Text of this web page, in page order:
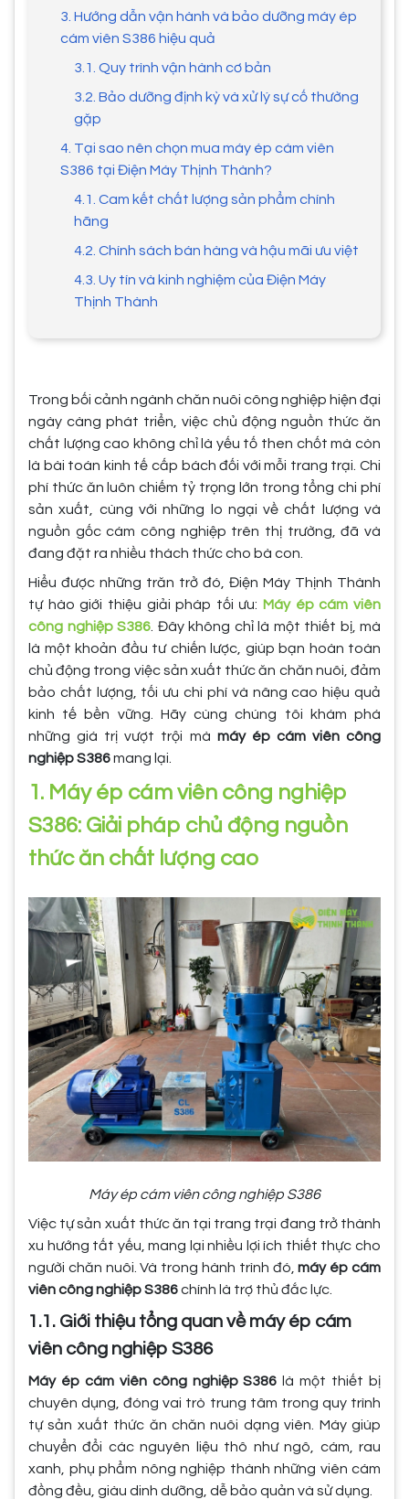
3. Hướng dẫn vận hành và bảo dưỡng máy ép
cám viên S386 hiệu quả
3.1. Quy trình vận hành cơ bản
3.2. Bảo dưỡng định kỳ và xử lý sự cố thường
gặp
4. Tại sao nên chọn mua máy ép cám viên
S386 tại Điện Máy Thịnh Thành?
4.1. Cam kết chất lượng sản phẩm chính
hãng
4.2. Chính sách bán hàng và hậu mãi ưu việt
4.3. Uy tín và kinh nghiệm của Điện Máy
Thịnh Thành
Trong bối cảnh ngành chăn nuôi công nghiệp hiện đại
ngày càng phát triển, việc chủ động nguồn thức ăn
chất lượng cao không chỉ là yếu tố then chốt mà còn
là bài toán kinh tế cấp bách đối với mỗi trang trại. Chi
phí thức ăn luôn chiếm tỷ trọng lớn trong tổng chi phí
sản xuất, cùng với những lo ngại về chất lượng và
nguồn gốc cám công nghiệp trên thị trường, đã và
đang đặt ra nhiều thách thức cho bà con.
Hiểu được những trăn trở đó, Điện Máy Thịnh Thành
tự hào giới thiệu giải pháp tối ưu: Máy ép cám viên
công nghiệp S386 . Đây không chỉ là một thiết bị, mà
là một khoản đầu tư chiến lược, giúp bạn hoàn toàn
chủ động trong việc sản xuất thức ăn chăn nuôi, đảm
bảo chất lượng, tối ưu chi phí và nâng cao hiệu quả
kinh tế bền vững. Hãy cùng chúng tôi khám phá
những giá trị vượt trội mà máy ép cám viên công
nghiệp S386mang lại.
1. Máy ép cám viên công nghiệp
S386: Giải pháp chủ động nguồn
thức ăn chất lượng cao
Máy ép cám viên công nghiệp S386
Việc tự sản xuất thức ăn tại trang trại đang trở thành
xu hướng tất yếu, mang lại nhiều lợi ích thiết thực cho
người chăn nuôi. Và trong hành trình đó,máy ép cám
viên công nghiệp S386chính là trợ thủ đắc lực.
1.1. Giới thiệu tổng quan về máy ép cám
viên công nghiệp S386
Máy ép cám viên công nghiệp S386 là một thiết bị
chuyên dụng, đóng vai trò trung tâm trong quy trình
tự sản xuất thức ăn chăn nuôi dạng viên. Máy giúp
chuyển đổi các nguyên liệu thô như ngô, cám, rau
xanh, phụ phẩm nông nghiệp thành những viên cám
đồng đều, giàu dinh dưỡng, dễ bảo quản và sử dụng.